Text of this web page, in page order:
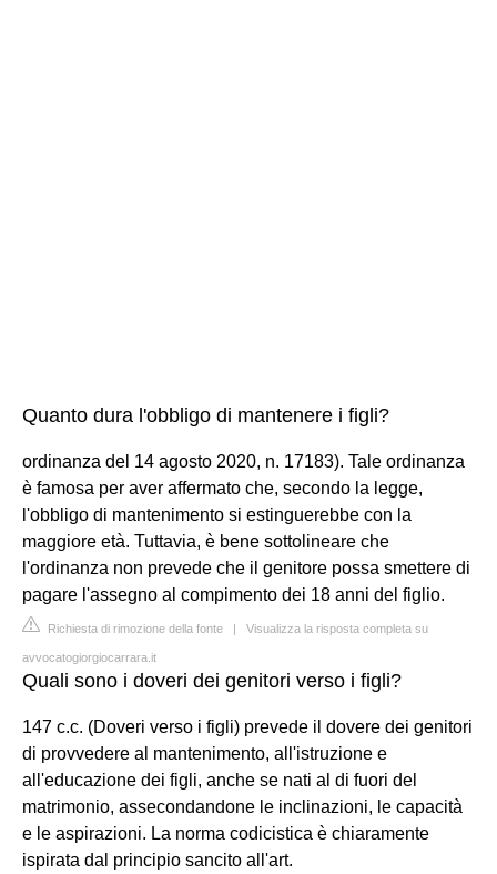
Quanto dura l'obbligo di mantenere i figli?
ordinanza del 14 agosto 2020, n. 17183). Tale ordinanza
è famosa per aver affermato che, secondo la legge,
l'obbligo di mantenimento si estinguerebbe con la
maggiore età. Tuttavia, è bene sottolineare che
l'ordinanza non prevede che il genitore possa smettere di
pagare l'assegno al compimento dei 18 anni del figlio.
Richiesta di rimozione della fonte | Visualizza la risposta completa su
avvocatogiorgiocarrara.it
Quali sono i doveri dei genitori verso i figli?
147 c.c. (Doveri verso i figli) prevede il dovere dei genitori
di provvedere al mantenimento, all'istruzione e
all'educazione dei figli, anche se nati al di fuori del
matrimonio, assecondandone le inclinazioni, le capacità
e le aspirazioni. La norma codicistica è chiaramente
ispirata dal principio sancito all'art.